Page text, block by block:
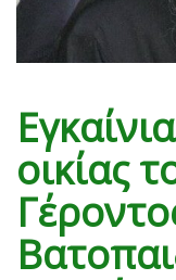
οικίας